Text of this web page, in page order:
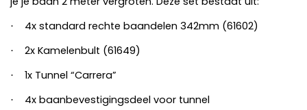
· 4x standard rechte baandelen 342mm (61602)
· 2x Kamelenbult (61649)
· 1x Tunnel “Carrera”
· 4x baanbevestigingsdeel voor tunnel